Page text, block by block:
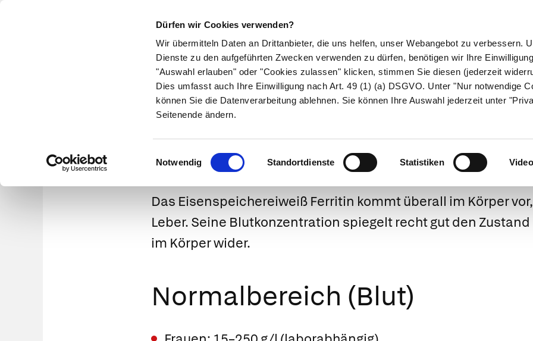
Dürfen wir Cookies verwenden?
Wir übermitteln Daten an Drittanbieter, die uns helfen, unser Webangebot zu verbessern.
Dienste zu den aufgeführten Zwecken verwenden zu dürfen, benötigen wir Ihre
"Auswahl erlauben" oder "Cookies zulassen" klicken, stimmen Sie diesen (jederzeit
Dies umfasst auch Ihre Einwilligung nach Art. 49 (1) (a) DSGVO. Unter "Nur notwendige
können Sie die Datenverarbeitung ablehnen. Sie können Ihre Auswahl jederzeit unter
Seitenende ändern.
Einwilligungsauswahl
Notwendig Standortdienste Statistiken
Symptome Therapie Medikamente Naturheilkunde Eltern & Kind
Ferritin
Das Eisenspeichereiweiß Ferritin kommt überall im Körper
Leber. Seine Blutkonzentration spiegelt recht gut den
im Körper wider.
Normalbereich (Blut)